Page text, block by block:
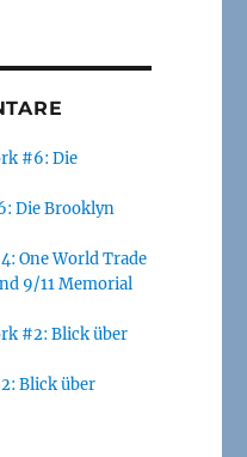
#6: Die
Die Brooklyn
One World Trade
9/11 Memorial
#2: Blick über
Blick über